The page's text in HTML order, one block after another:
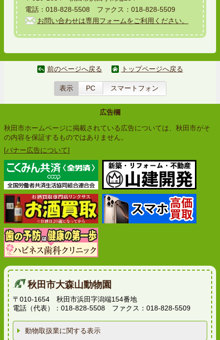
電話：018-828-5508 ファクス：018-828-5509
お問い合わせは専用フォームをご利用ください。
前のページへ戻る トップページへ戻る
表示 PC スマートフォン
広告欄
秋田市ホームページに掲載されている広告については、秋田市がそ
の内容を保証するものではありません。
[バナー広告について]
秋田市大森山動物園
〒010-1654 秋田市浜田字潟端154番地
電話（代表）：018-828-5508 ファクス：018-828-5509
動物取扱業に関する表示